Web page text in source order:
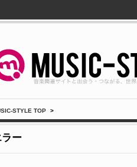
STYLE TOP >
ラー